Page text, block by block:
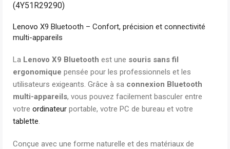
(4Y51R29290)
Lenovo X9 Bluetooth – Confort, précision et connectivité
multi-appareils
La Lenovo X9 Bluetooth est une souris sans fil
ergonomique pensée pour les professionnels et les
utilisateurs exigeants. Grâce à sa connexion Bluetooth
multi-appareils, vous pouvez facilement basculer entre
votre ordinateur portable, votre PC de bureau et votre
tablette.
Conçue avec une forme naturelle et des matériaux de